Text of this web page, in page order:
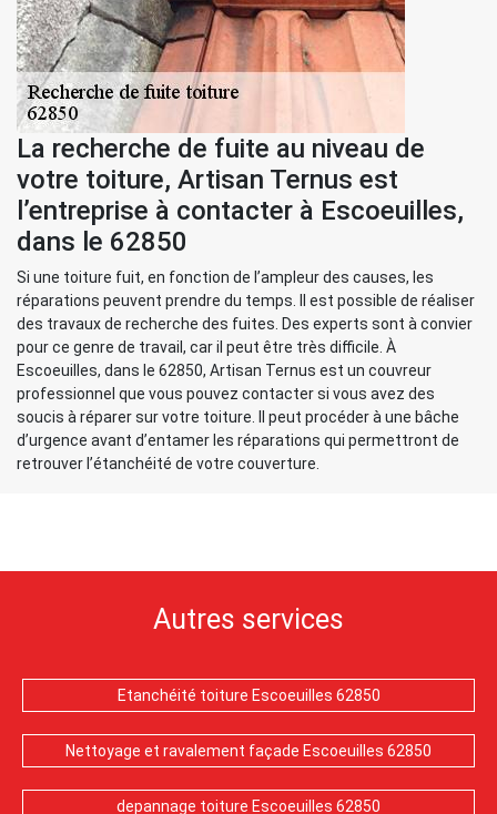
La recherche de fuite au niveau de
votre toiture, Artisan Ternus est
l’entreprise à contacter à Escoeuilles,
dans le 62850
Si une toiture fuit, en fonction de l’ampleur des causes, les
réparations peuvent prendre du temps. Il est possible de réaliser
des travaux de recherche des fuites. Des experts sont à convier
pour ce genre de travail, car il peut être très difficile. À
Escoeuilles, dans le 62850, Artisan Ternus est un couvreur
professionnel que vous pouvez contacter si vous avez des
soucis à réparer sur votre toiture. Il peut procéder à une bâche
d’urgence avant d’entamer les réparations qui permettront de
retrouver l’étanchéité de votre couverture.
Autres services
Etanchéité toiture Escoeuilles 62850
Nettoyage et ravalement façade Escoeuilles 62850
depannage toiture Escoeuilles 62850